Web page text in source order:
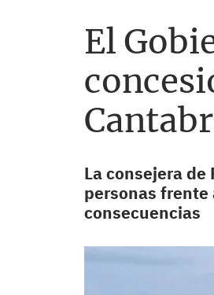
El
La consejera
personas frente
consecuencias